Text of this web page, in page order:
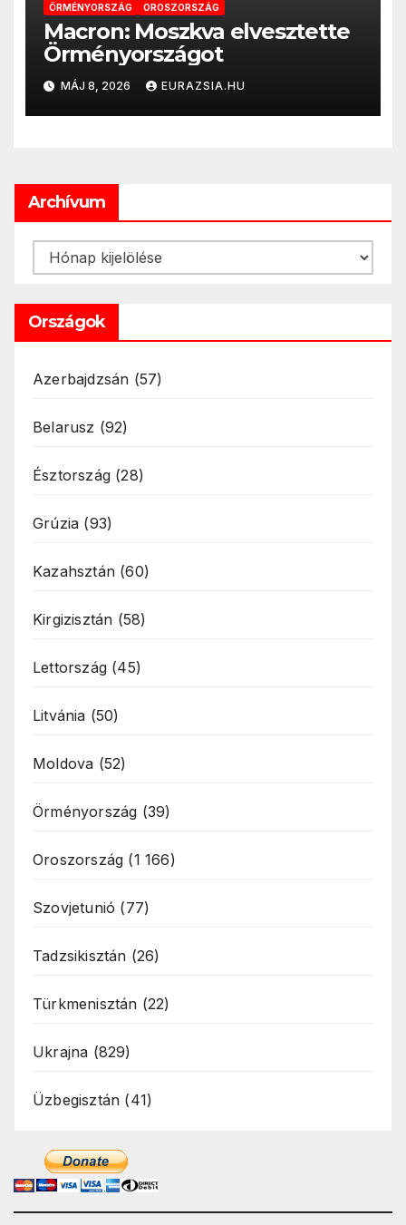
ÖRMÉNYORSZÁG OROSZORSZÁG
Macron: Moszkva elvesztette
Örményországot
MÁJ 8, 2026 EURAZSIA.HU
Archívum
Archívum
Országok
Azerbajdzsán (57)
Belarusz (92)
Észtország (28)
Grúzia (93)
Kazahsztán (60)
Kirgizisztán (58)
Lettország (45)
Litvánia (50)
Moldova (52)
Örményország (39)
Oroszország (1 166)
Szovjetunió (77)
Tadzsikisztán (26)
Türkmenisztán (22)
Ukrajna (829)
Üzbegisztán (41)